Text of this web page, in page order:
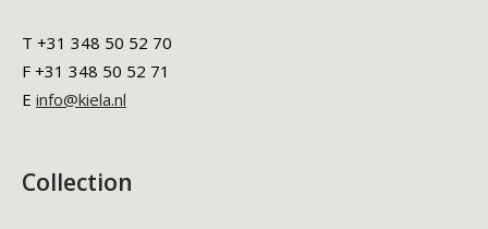
T +31 348 50 52 70
F +31 348 50 52 71
E info@kiela.nl
Collection